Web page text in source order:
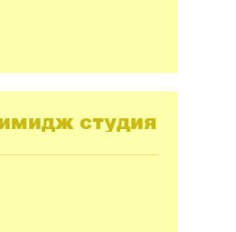
студия